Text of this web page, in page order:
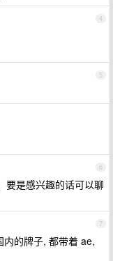
4
5
6
要是感兴趣的话可以聊
7
的牌子, 都带着 ae,